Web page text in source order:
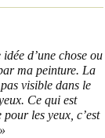
d’une chose ou
ma peinture. La
visible dans le
Ce qui est
les yeux, c’est